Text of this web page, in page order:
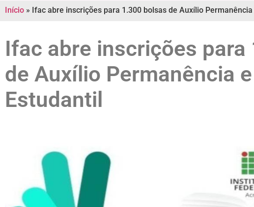
Início » Ifac abre inscrições para 1.300 bolsas de Auxílio Permanência
Ifac abre inscrições para
de Auxílio Permanência
Estudantil